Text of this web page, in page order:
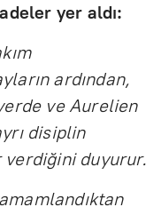
yer aldı:
ardından,
ve Aurelien
disiplin
verdiğini duyurur.